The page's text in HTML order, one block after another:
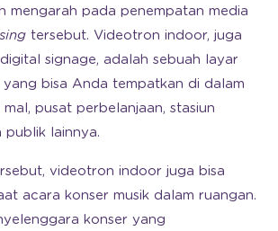
mengarah pada penempatan media
tersebut. Videotron indoor, juga
signage, adalah sebuah layar
bisa Anda tempatkan di dalam
pusat perbelanjaan, stasiun
publik lainnya.
videotron indoor juga bisa
acara konser musik dalam ruangan.
konser yang